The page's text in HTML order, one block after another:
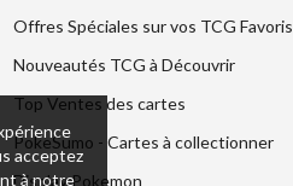
acceptez
à notre
Offres Spéciales sur vos TCG Favoris
Nouveautés TCG à Découvrir
Top Ventes des cartes
PokeSumo - Cartes à collectionner
Display Pokemon